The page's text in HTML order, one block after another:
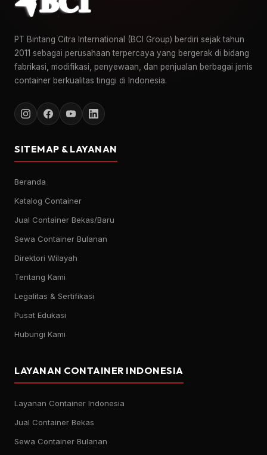
PT Bintang Citra International (BCI Group) berdiri sejak tahun
2011 sebagai perusahaan terpercaya yang bergerak di bidang
fabrikasi, modifikasi, penyewaan, dan penjualan berbagai jenis
container berkualitas tinggi di Indonesia.
SITEMAP & LAYANAN
Beranda
Katalog Container
Jual Container Bekas/Baru
Sewa Container Bulanan
Direktori Wilayah
Tentang Kami
Legalitas & Sertifikasi
Pusat Edukasi
Hubungi Kami
LAYANAN CONTAINER INDONESIA
Layanan Container Indonesia
Jual Container Bekas
Sewa Container Bulanan